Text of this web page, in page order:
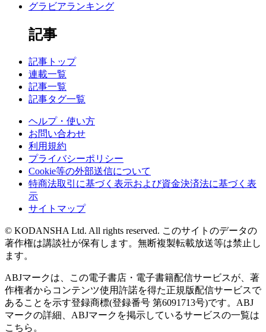
グラビアランキング
記事
記事トップ
連載一覧
記事一覧
記事タグ一覧
ヘルプ・使い方
お問い合わせ
利用規約
プライバシーポリシー
Cookie等の外部送信について
特商法取引に基づく表示および資金決済法に基づく表
示
サイトマップ
© KODANSHA Ltd. All rights reserved. このサイトのデータの
著作権は講談社が保有します。無断複製転載放送等は禁止し
ます。
ABJマークは、この電子書店・電子書籍配信サービスが、著
作権者からコンテンツ使用許諾を得た正規版配信サービスで
あることを示す登録商標(登録番号 第6091713号)です。ABJ
マークの詳細、ABJマークを掲示しているサービスの一覧は
こちら。